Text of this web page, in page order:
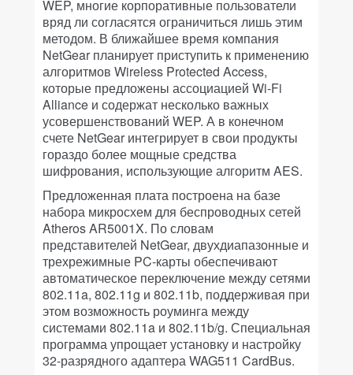
WEP, многие корпоративные пользователи
вряд ли согласятся ограничиться лишь этим
методом. В ближайшее время компания
NetGear планирует приступить к применению
алгоритмов Wireless Protected Access,
которые предложены ассоциацией Wi-Fi
Alliance и содержат несколько важных
усовершенствований WEP. А в конечном
счете NetGear интегрирует в свои продукты
гораздо более мощные средства
шифрования, использующие алгоритм AES.
Предложенная плата построена на базе
набора микросхем для беспроводных сетей
Atheros AR5001X. По словам
представителей NetGear, двухдиапазонные и
трехрежимные PC-карты обеспечивают
автоматическое переключение между сетями
802.11a, 802.11g и 802.11b, поддерживая при
этом возможность роуминга между
системами 802.11a и 802.11b/g. Специальная
программа упрощает установку и настройку
32-разрядного адаптера WAG511 CardBus.